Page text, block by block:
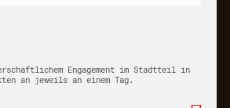
Engagement im Stadtteil in
an jeweils an einem Tag.